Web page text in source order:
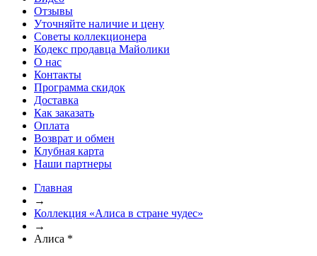
Отзывы
Уточняйте наличие и цену
Советы коллекционера
Кодекс продавца Майолики
О нас
Контакты
Программа скидок
Доставка
Как заказать
Оплата
Возврат и обмен
Клубная карта
Наши партнеры
Главная
→
Коллекция «Алиса в стране чудес»
→
Алиса *